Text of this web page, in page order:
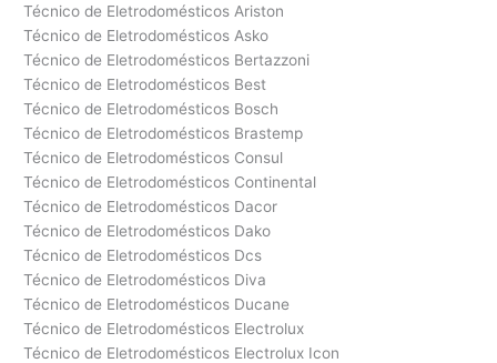
Técnico de Eletrodomésticos Ariston
Técnico de Eletrodomésticos Asko
Técnico de Eletrodomésticos Bertazzoni
Técnico de Eletrodomésticos Best
Técnico de Eletrodomésticos Bosch
Técnico de Eletrodomésticos Brastemp
Técnico de Eletrodomésticos Consul
Técnico de Eletrodomésticos Continental
Técnico de Eletrodomésticos Dacor
Técnico de Eletrodomésticos Dako
Técnico de Eletrodomésticos Dcs
Técnico de Eletrodomésticos Diva
Técnico de Eletrodomésticos Ducane
Técnico de Eletrodomésticos Electrolux
Técnico de Eletrodomésticos Electrolux Icon